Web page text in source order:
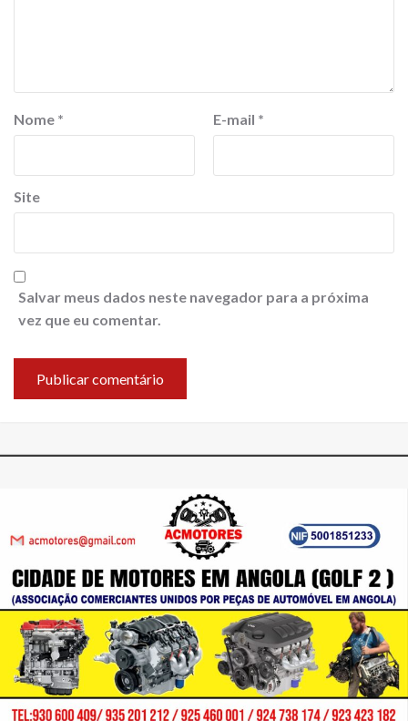
Nome * E-mail *
Site
Salvar meus dados neste navegador para a próxima
vez que eu comentar.